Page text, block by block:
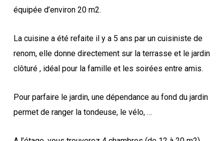
équipée d’environ 20 m2.
La cuisine a été refaite il y a 5 ans par un cuisiniste de
renom, elle donne directement sur la terrasse et le jardin
clôturé , idéal pour la famille et les soirées entre amis.
Pour parfaire le jardin, une dépendance au fond du jardin
permet de ranger la tondeuse, le vélo, …